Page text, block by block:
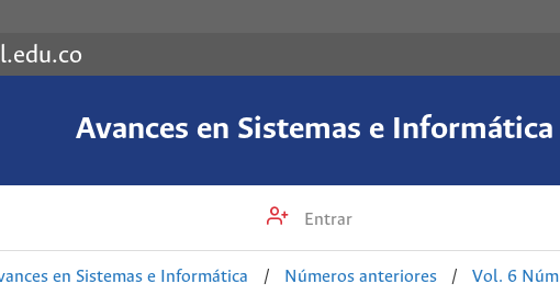
Avances en Sistemas e Informática
Entrar
en Sistemas e Informática / Números anteriores / Vol. 6